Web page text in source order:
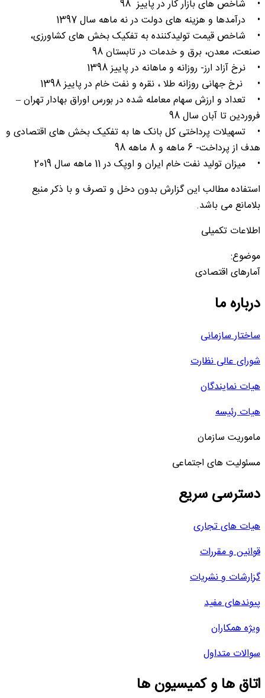
• شاخص های بازار کار در پاییز 98
• درآمدها و هزینه های دولت در نه ماهه سال 1397
• شاخص قیمت تولیدکننده به تفکیک بخش های کشاورزی،
صنعت، معدن، برق و خدمات در تابستان 98
• نرخ آزاد ارز- روزانه و ماهانه در پاییز 1398
• نرخ جهانی روزانه طلا ، نقره و نفت خام در پاییز 1398
• تعداد و ارزش سهام معامله شده در بورس اوراق بهادار تهران –
فروردین تا آبان سال 98
• تسهیلات پرداختی کل بانک ها به تفکیک بخش های اقتصادی و
هدف از پرداخت- 6 ماهه و 8 ماهه 98
• میزان تولید نفت خام ایران و اوپک در 11 ماهه سال 2019
استفاده مطالب این گزارش بدون دخل و تصرف و با ذکر منبع
بلامانع می باشد.
اطلاعات تکمیلی
موضوع:
آمارهای اقتصادی
درباره ما
ساختار سازمانی
شورای عالی نظارت
هیات نمایندگان
هیات رئیسه
ماموریت سازمان
مسئولیت های اجتماعی
دسترسی سریع
هیات های تجاری
قوانین و مقررات
گزارشات و نشریات
پیوندهای مفید
ویژه همکاران
سوالات متداول
اتاق ها و کمیسیون ها